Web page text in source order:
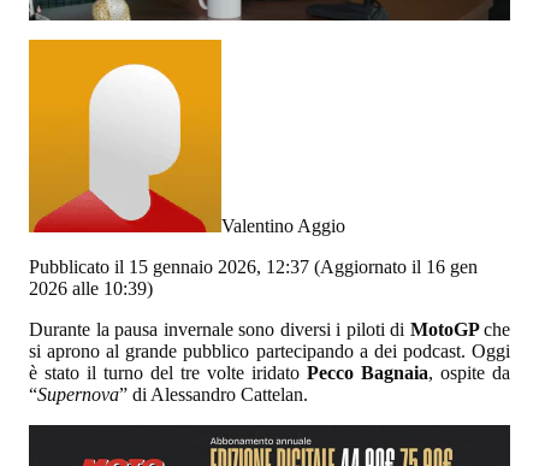
Valentino Aggio
Pubblicato il 15 gennaio 2026, 12:37 (Aggiornato il 16 gen
2026 alle 10:39)
Durante la pausa invernale sono diversi i piloti di MotoGPche
si aprono al grande pubblico partecipando a dei podcast. Oggi
è stato il turno del tre volte iridato Pecco Bagnaia, ospite da
“Supernova” di Alessandro Cattelan.